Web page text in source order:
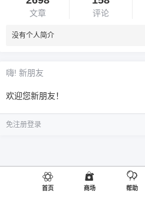
文章 评论
没有个人简介
嗨! 新朋友
欢迎您新朋友！
免注册登录
首页 商场 帮助